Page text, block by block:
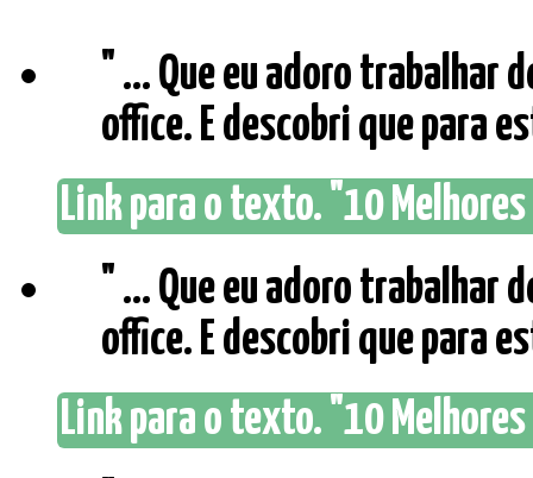
" ... Que eu adoro trabalhar
office. E descobri que para
Link para o texto. "10
" ... Que eu adoro trabalhar
office. E descobri que para
Link para o texto. "10